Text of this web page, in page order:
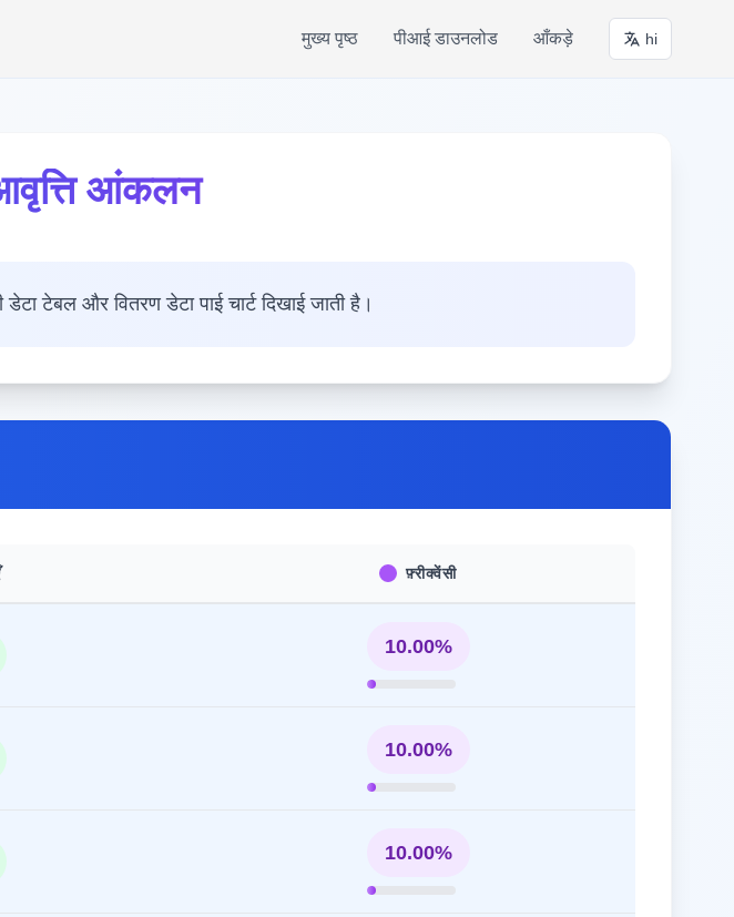
मुख्य पृष्ठ पीआई डाउनलोड आँकड़े hi
आंकलन
और वितरण डेटा पाई चार्ट दिखाई जाती है।
फ़्रीक्वेंसी
10.00%
10.00%
10.00%